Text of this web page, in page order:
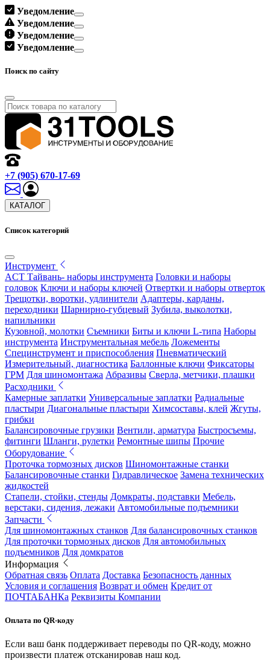
Уведомление
Уведомление
Уведомление
Уведомление
Поиск по сайту
+7 (905) 670-17-69
КАТАЛОГ
Список категорий
Инструмент
ACT Тайвань- наборы инструмента Головки и наборы
головок Ключи и наборы ключей Отвертки и наборы отверток
Трещотки, воротки, удлинители Адаптеры, карданы,
переходники Шарнирно-губцевый Зубила, выколотки,
напильники
Кузовной, молотки Съемники Биты и ключи L-типа Наборы
инструмента Инструментальная мебель Ложементы
Специнструмент и приспособления Пневматический
Измерительный, диагностика Баллонные ключи Фиксаторы
ГРМ Для шиномонтажа Абразивы Сверла, метчики, плашки
Расходники
Камерные заплатки Универсальные заплатки Радиальные
пластыри Диагональные пластыри Химсоставы, клей Жгуты,
грибки
Балансировочные грузики Вентили, арматура Быстросъемы,
фитинги Шланги, рулетки Ремонтные шипы Прочие
Оборудование
Проточка тормозных дисков Шиномонтажные станки
Балансировочные станки Гидравлическое Замена технических
жидкостей
Стапели, стойки, стенды Домкраты, подставки Мебель,
верстаки, сидения, лежаки Автомобильные подъемники
Запчасти
Для шиномонтажных станков Для балансировочных станков
Для проточки тормозных дисков Для автомобильных
подъемников Для домкратов
Информация
Обратная связь Оплата Доставка Безопасность данных
Условия и соглашения Возврат и обмен Кредит от
ПОЧТАБАНКа Реквизиты Компании
Оплата по QR-коду
Если ваш банк поддерживает переводы по QR-коду, можно
произвести платеж отсканировав наш код.